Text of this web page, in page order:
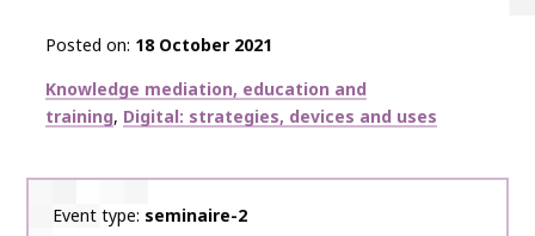
Posted on 18 October 2021
Thématiques
Knowledge mediation, education and
training Digital: strategies, devices and uses
Event type seminaire-2